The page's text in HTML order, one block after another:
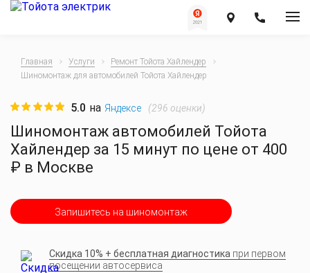
Главная Услуги
Ремонт Тойота Хайлендер
Шиномонтаж для автомобилей Тойота Хайлендер
Шиномонтаж автомобилей Тойота
Хайлендер за 15 минут по цене от 400
₽ в Москве
5.0 на Яндексе (296 оценки)
Запишитесь на шиномонтаж
Скидка 10% + бесплатная диагностика при первом
посещении автосервиса